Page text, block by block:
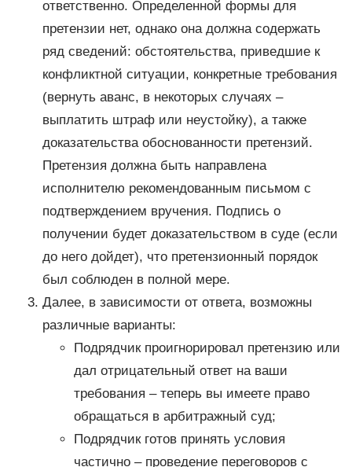
ответственно. Определенной формы для
претензии нет, однако она должна содержать
ряд сведений: обстоятельства, приведшие к
конфликтной ситуации, конкретные требования
(вернуть аванс, в некоторых случаях –
выплатить штраф или неустойку), а также
доказательства обоснованности претензий.
Претензия должна быть направлена
исполнителю рекомендованным письмом с
подтверждением вручения. Подпись о
получении будет доказательством в суде (если
до него дойдет), что претензионный порядок
был соблюден в полной мере.
Далее, в зависимости от ответа, возможны
различные варианты:
Подрядчик проигнорировал претензию или
дал отрицательный ответ на ваши
требования – теперь вы имеете право
обращаться в арбитражный суд;
Подрядчик готов принять условия
частично – проведение переговоров с